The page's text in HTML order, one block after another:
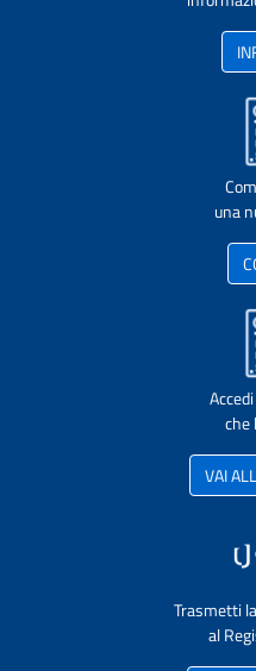
una
che
VAI
Trasmetti
al